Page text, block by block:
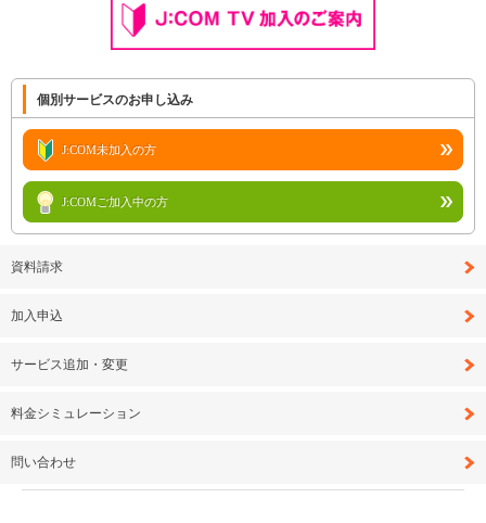
個別サービスのお申し込み
J:COM未加入の方
J:COMご加入中の方
資料請求
加入申込
サービス追加・変更
料金シミュレーション
問い合わせ